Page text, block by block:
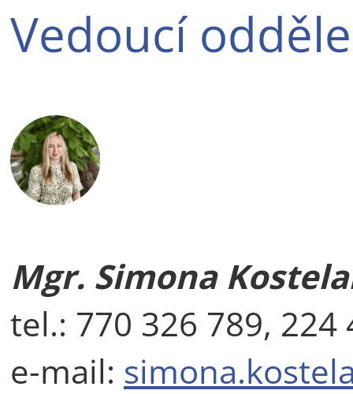
Vedoucí
Mgr. Simona
tel.: 770 326 789, 224
e-mail: